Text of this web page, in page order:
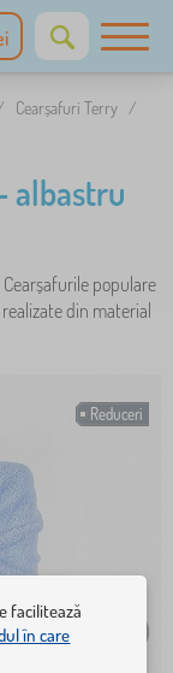
Cearșafuri Terry /
albastru
populare
din material
Reduceri
facilitează
în care